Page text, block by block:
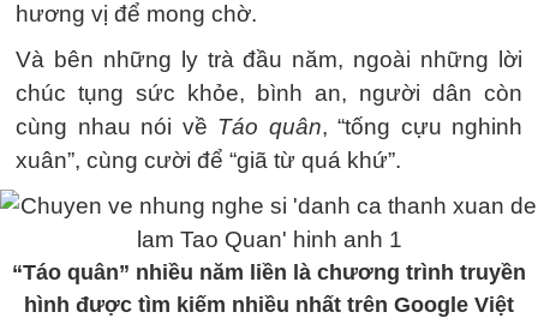
hương vị để mong chờ.
Và bên những ly trà đầu năm, ngoài những lời
chúc tụng sức khỏe, bình an, người dân còn
cùng nhau nói về Táo quân, “tống cựu nghinh
xuân”, cùng cười để “giã từ quá khứ”.
“Táo quân” nhiều năm liền là chương trình truyền
hình được tìm kiếm nhiều nhất trên Google Việt